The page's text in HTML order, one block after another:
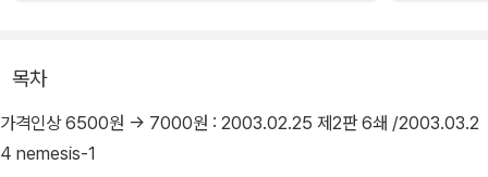
목차
가격인상 6500원 -> 7000원 : 2003.02.25 제2판 6쇄 /2003.03.2
4 nemesis-1